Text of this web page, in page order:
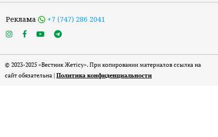
Реклама +7 (747) 286 2041
© 2023-2025 «Вестник Жетісу». При копировании материалов ссылка на
сайт обязательна | Политика конфиденциальности